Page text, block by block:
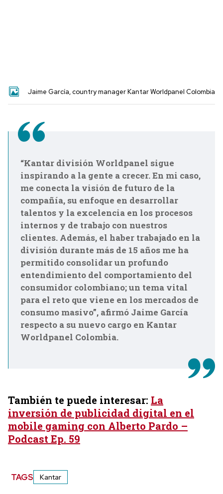
Jaime García, country manager Kantar Worldpanel Colombia
“Kantar división Worldpanel sigue
inspirando a la gente a crecer. En mi caso,
me conecta la visión de futuro de la
compañía, su enfoque en desarrollar
talentos y la excelencia en los procesos
internos y de trabajo con nuestros
clientes. Además, el haber trabajado en la
división durante más de 15 años me ha
permitido consolidar un profundo
entendimiento del comportamiento del
consumidor colombiano; un tema vital
para el reto que viene en los mercados de
consumo masivo”, afirmó Jaime García
respecto a su nuevo cargo en Kantar
Worldpanel Colombia.
También te puede interesar: La
inversión de publicidad digital en el
mobile gaming con Alberto Pardo –
Podcast Ep. 59
TAGS Kantar